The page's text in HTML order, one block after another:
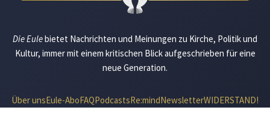
Die Eulebietet Nachrichten und Meinungen zu Kirche, Politik und
Kultur, immer mit einem kritischen Blick aufgeschrieben für eine
neue Generation.
Über unsEule-AboFAQPodcastsRe:mindNewsletterWIDERSTAND!